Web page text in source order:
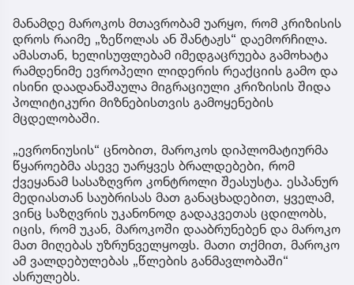
მანამდე მაროკოს მთავრობამ უარყო, რომ კრიზისის
დროს რაიმე „ზეწოლას ან შანტაჟს“ დაემორჩილა.
ამასთან, ხელისუფლებამ იმედგაცრუება გამოხატა
რამდენიმე ევროპელი ლიდერის რეაქციის გამო და
ისინი დაადანაშაულა მიგრაციული კრიზისის შიდა
პოლიტიკური მიზნებისთვის გამოყენების
მცდელობაში.
„ევრონიუსის“ ცნობით, მაროკოს დიპლომატიურმა
წყაროებმა ასევე უარყვეს ბრალდებები, რომ
ქვეყანამ სასაზღვრო კონტროლი შეასუსტა. ესპანურ
მედიასთან საუბრისას მათ განაცხადებით, ყველამ,
ვინც საზღვრის უკანონოდ გადაკვეთას ცდილობს,
იცის, რომ უკან, მაროკოში დააბრუნებენ და მაროკო
მათ მიღებას უზრუნველყოფს. მათი თქმით, მაროკო
ამ ვალდებულებას „წლების განმავლობაში“
ასრულებს.